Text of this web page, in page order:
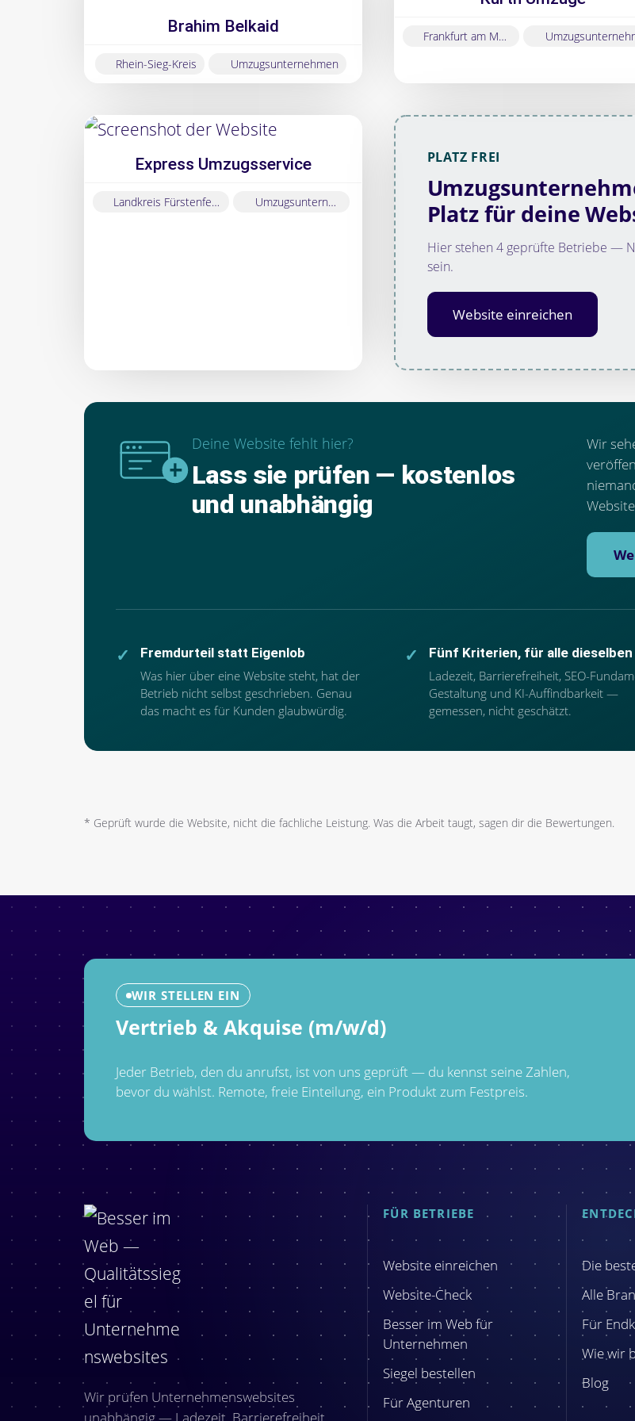
50
für
Kölner
Raum.
Betriebe
aus
der
Branche
Umzugsunternehmen
Brahim Belkaid
Rhein-Sieg-Kreis Umzugsunternehmen
Frankfurt am Main
Express Umzugsservice
Landkreis Fürstenfeldbruck Umzugsunternehmen
PLATZ FREI
Platz für deine
Hier stehen 4 geprüfte Betriebe —
sein.
Website einreichen
Deine Website fehlt hier?
Lass sie prüfen — kostenlos
und unabhängig
Wir
Fremdurteil statt Eigenlob
Was hier über eine Website steht, hat der
Betrieb nicht selbst geschrieben. Genau
das macht es für Kunden glaubwürdig.
Fünf Kriterien, für alle dieselben
Ladezeit, Barrierefreiheit, SEO-
Gestaltung und KI-Auffindbarkeit —
gemessen, nicht geschätzt.
* Geprüft wurde die Website, nicht die fachliche Leistung. Was die Arbeit taugt, sagen dir die Bewertungen.
WIR STELLEN EIN
Vertrieb & Akquise (m/w/d)
Jeder Betrieb, den du anrufst, ist von uns geprüft — du kennst seine Zahlen,
bevor du wählst. Remote, freie Einteilung, ein Produkt zum Festpreis.
Wir prüfen Unternehmenswebsites
FÜR BETRIEBE
Website einreichen
Website-Check
Besser im Web für
Unternehmen
Siegel bestellen
Für Agenturen
Die
Alle
Für
Wie wir
Blog